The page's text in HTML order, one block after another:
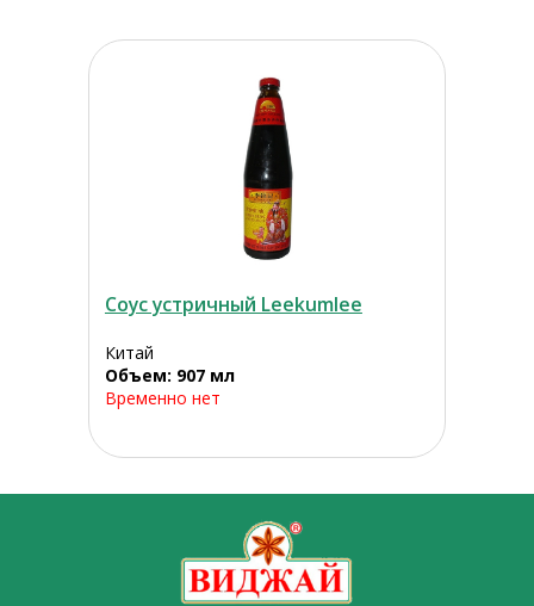
Соус устричный Leekumlee
Китай
Объем: 907 мл
Временно нет